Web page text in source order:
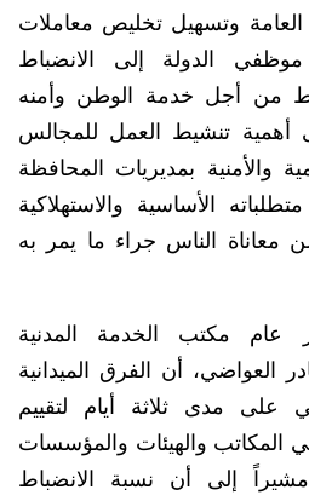
العامة وتسهيل تخليص معاملات
موظفي الدولة إلى الانضباط
من أجل خدمة الوطن وأمنه
أهمية تنشيط العمل للمجالس
والأمنية بمديريات المحافظة
الأساسية والاستهلاكية
معاناة الناس جراء ما يمر به
مكتب الخدمة المدنية
العواضي، أن الفرق الميدانية
على مدى ثلاثة أيام لتقييم
المكاتب والهيئات والمؤسسات
إلى أن نسبة الانضباط